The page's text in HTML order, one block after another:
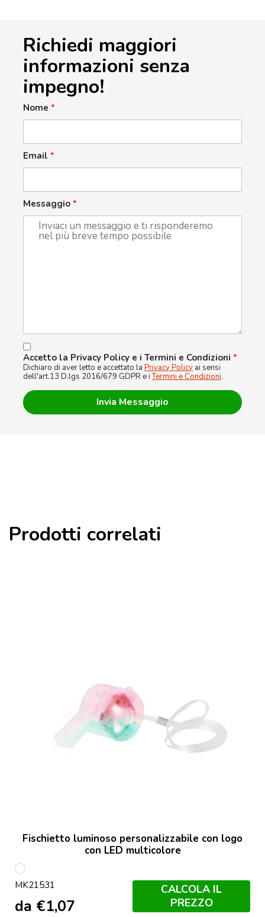
Richiedi maggiori
informazioni senza
impegno!
Nome *
Email *
Messaggio *
Accetto la Privacy Policy e i Termini e Condizioni *
Dichiaro di aver letto e accettato la Privacy Policy ai sensi
dell'art.13 D.lgs 2016/679 GDPR e iTermini e Condizioni.
Prodotti correlati
Fischietto luminoso personalizzabile con logo
con LED multicolore
Bianco
MK21531
da €1,07
CALCOLA IL
PREZZO